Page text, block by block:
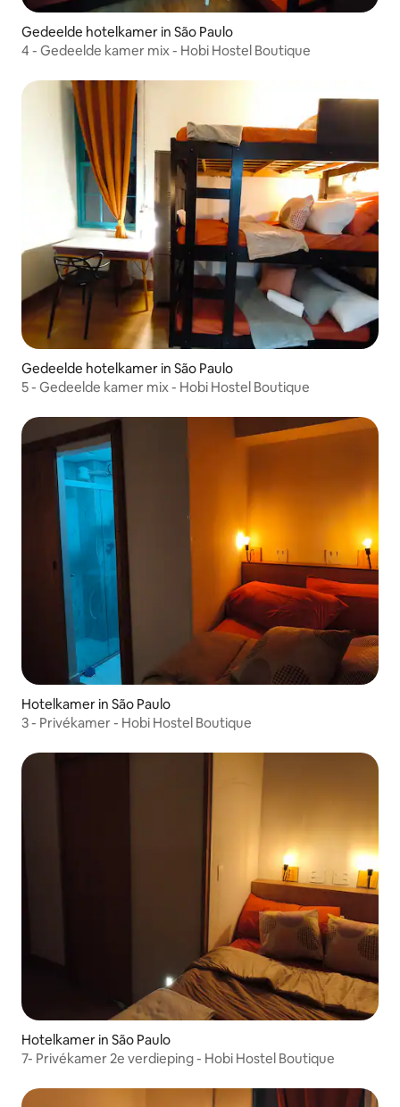
Gedeelde hotelkamer in São Paulo
4 - Gedeelde kamer mix - Hobi Hostel Boutique
Gedeelde hotelkamer in São Paulo
5 - Gedeelde kamer mix - Hobi Hostel Boutique
Hotelkamer in São Paulo
3 - Privékamer - Hobi Hostel Boutique
Hotelkamer in São Paulo
7- Privékamer 2e verdieping - Hobi Hostel Boutique